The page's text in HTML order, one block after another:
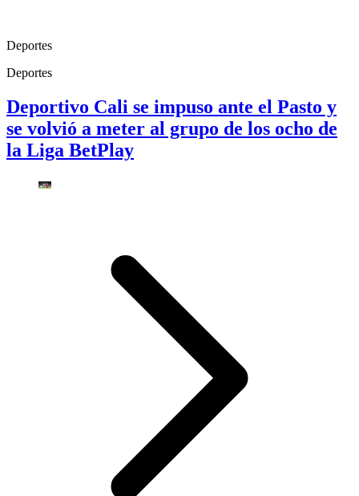
Deportes
Deportes
Deportivo Cali se impuso ante el Pasto y
se volvió a meter al grupo de los ocho de
la Liga BetPlay